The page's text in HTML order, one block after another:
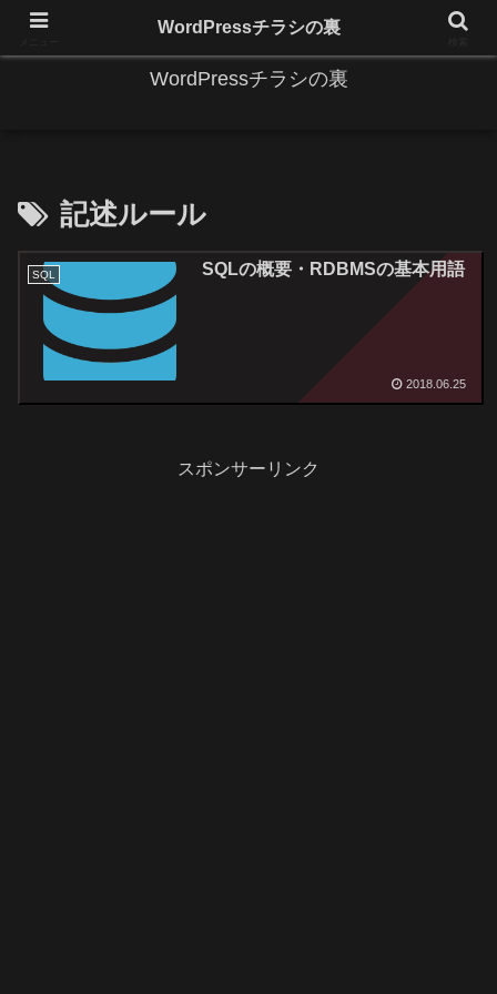
IT系に係る基礎的な情報と便利な使い方を更新します。
WordPressチラシの裏
記述ルール
SQL SQLの概要・RDBMSの基本用語
2018.06.25
スポンサーリンク
WordPressチラシの裏